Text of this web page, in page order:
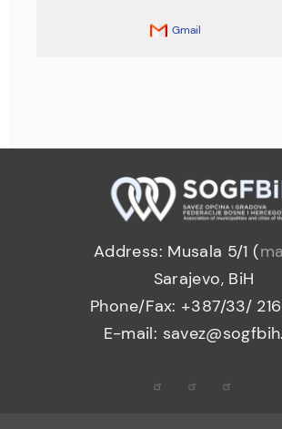
Gmail
Address: Musala 5/1 (
Sarajevo, BiH
Phone/Fax: +387/33/
E-mail: